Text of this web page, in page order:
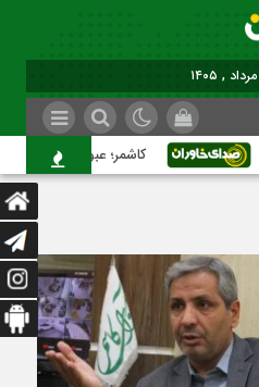
کاشمر؛ عبور از بحران‌های